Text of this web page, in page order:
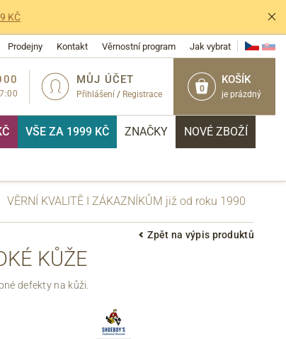
KČ
Prodejny Kontakt Věrnostní program Jak vybrat
0
KOŠÍK
je prázdný
MŮJ ÚČET
Přihlášení / Registrace
VŠE ZA 1999 KČ ZNAČKY NOVÉ ZBOŽÍ
VĚRNÍ KVALITĚ I ZÁKAZNÍKŮM již od roku 1990
Zpět na výpis produktů
KŮŽE
defekty na kůži.